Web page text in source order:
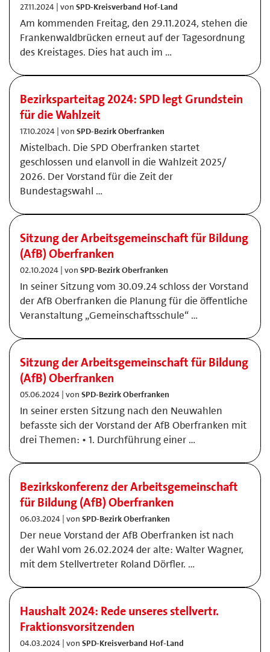
27.11.2024 | von SPD-Kreisverband Hof-Land
Am kommenden Freitag, den 29.11.2024, stehen die
Frankenwaldbrücken erneut auf der Tagesordnung
des Kreistages. Dies hat auch im …
Bezirksparteitag 2024: SPD legt Grundstein
für die Wahlzeit
17.10.2024 | von SPD-Bezirk Oberfranken
Mistelbach. Die SPD Oberfranken startet
geschlossen und elanvoll in die Wahlzeit 2025/
2026. Der Vorstand für die Zeit der
Bundestagswahl …
Sitzung der Arbeitsgemeinschaft für Bildung
(AfB) Oberfranken
02.10.2024 | von SPD-Bezirk Oberfranken
In seiner Sitzung vom 30.09.24 schloss der Vorstand
der AfB Oberfranken die Planung für die öffentliche
Veranstaltung „Gemeinschaftsschule“ …
Sitzung der Arbeitsgemeinschaft für Bildung
(AfB) Oberfranken
05.06.2024 | von SPD-Bezirk Oberfranken
In seiner ersten Sitzung nach den Neuwahlen
befasste sich der Vorstand der AfB Oberfranken mit
drei Themen: • 1. Durchführung einer …
Bezirkskonferenz der Arbeitsgemeinschaft
für Bildung (AfB) Oberfranken
06.03.2024 | von SPD-Bezirk Oberfranken
Der neue Vorstand der AfB Oberfranken ist nach
der Wahl vom 26.02.2024 der alte: Walter Wagner,
mit dem Stellvertreter Roland Dörfler. …
Haushalt 2024: Rede unseres stellvertr.
Fraktionsvorsitzenden
04.03.2024 | von SPD-Kreisverband Hof-Land